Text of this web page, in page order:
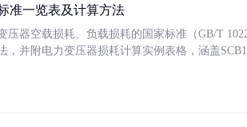
准一览表及计算方法
压器空载损耗、负载损耗的国家标准（GB/T
，并附电力变压器损耗计算实例表格，涵盖